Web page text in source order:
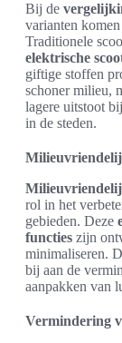
Bij de
varianten
Traditionele
elektrische
giftige stoffen
schoner milieu,
lagere uitstoot
in de steden.
rol in het
gebieden. Deze
functies zijn
minimaliseren.
bij aan de
aanpakken van
Vermindering